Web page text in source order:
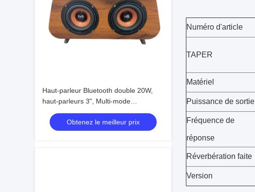
Haut-parleur Bluetooth double 20W,
haut-parleurs 3", Multi-mode
(BT/FM/USB/TF/AUX), batterie 18650
Obtenez le meilleur prix
Numéro d'article
TAPER
Matériel
Puissance de sortie
Fréquence de
réponse
Réverbération faite
Version